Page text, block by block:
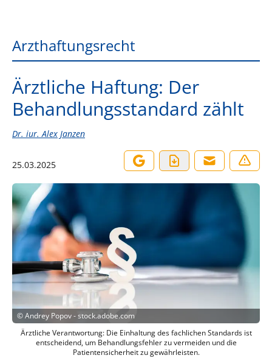
Arzthaftungsrecht
Ärztliche Haftung: Der
Behandlungsstandard zählt
Dr. iur. Alex Janzen
25.03.2025
©Andrey Popov - stock.adobe.com
Ärztliche Verantwortung: Die Einhaltung des fachlichen Standards ist
entscheidend, um Behandlungsfehler zu vermeiden und die
Patientensicherheit zu gewährleisten.